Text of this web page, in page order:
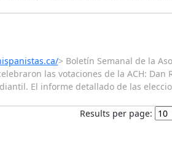
> Boletín Semanal de la
las votaciones de la ACH:
El informe detallado de las
Results per page: